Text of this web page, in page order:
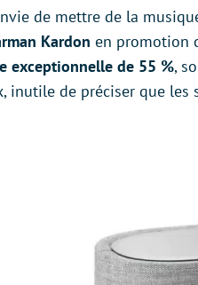
de mettre de la
Kardon en promotion
exceptionnelle de 55 %,
inutile de préciser que les